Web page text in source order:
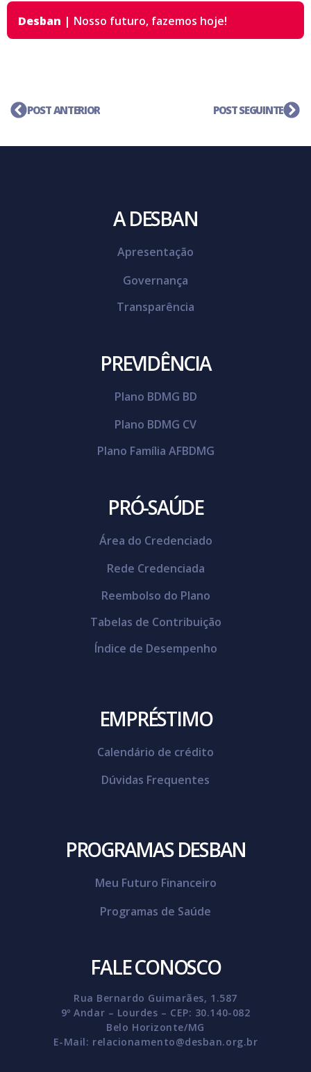
Desban | Nosso futuro, fazemos hoje!
POST ANTERIOR POST SEGUINTE
A DESBAN
Apresentação
Governança
Transparência
PREVIDÊNCIA
Plano BDMG BD
Plano BDMG CV
Plano Família AFBDMG
PRÓ-SAÚDE
Área do Credenciado
Rede Credenciada
Reembolso do Plano
Tabelas de Contribuição
Índice de Desempenho
EMPRÉSTIMO
Calendário de crédito
Dúvidas Frequentes
PROGRAMAS DESBAN
Meu Futuro Financeiro
Programas de Saúde
FALE CONOSCO
Rua Bernardo Guimarães, 1.587
9º Andar – Lourdes – CEP: 30.140-082
Belo Horizonte/MG
E-Mail: relacionamento@desban.org.br